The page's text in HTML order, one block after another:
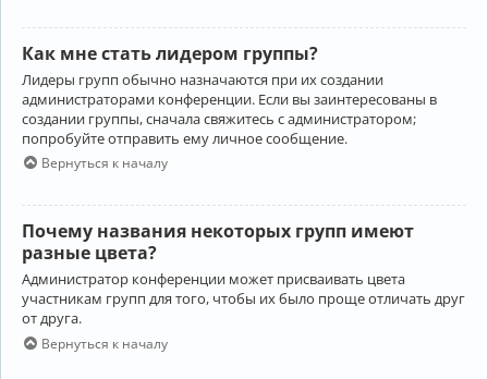
Как мне стать лидером группы?
Лидеры групп обычно назначаются при их создании
администраторами конференции. Если вы заинтересованы в
создании группы, сначала свяжитесь с администратором;
попробуйте отправить ему личное сообщение.
Вернуться к началу
Почему названия некоторых групп имеют
разные цвета?
Администратор конференции может присваивать цвета
участникам групп для того, чтобы их было проще отличать друг
от друга.
Вернуться к началу